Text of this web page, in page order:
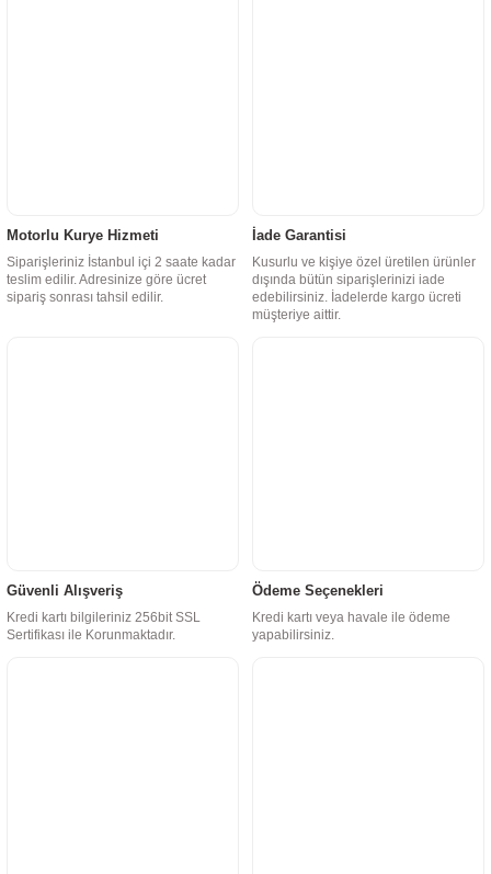
Motorlu Kurye Hizmeti
Siparişleriniz İstanbul içi 2 saate kadar
teslim edilir. Adresinize göre ücret
sipariş sonrası tahsil edilir.
İade Garantisi
Kusurlu ve kişiye özel üretilen ürünler
dışında bütün siparişlerinizi iade
edebilirsiniz. İadelerde kargo ücreti
müşteriye aittir.
Güvenli Alışveriş
Kredi kartı bilgileriniz 256bit SSL
Sertifikası ile Korunmaktadır.
Ödeme Seçenekleri
Kredi kartı veya havale ile ödeme
yapabilirsiniz.